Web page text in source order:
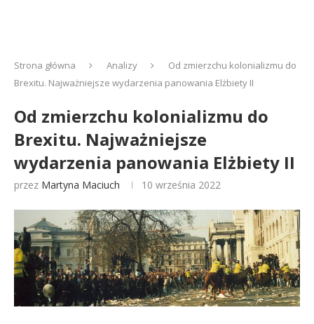
Strona główna Analizy
Od zmierzchu kolonializmu do
Brexitu. Najważniejsze wydarzenia panowania Elżbiety II
Od zmierzchu kolonializmu do
Brexitu. Najważniejsze
wydarzenia panowania Elżbiety II
przez Martyna Maciuch 10 września 2022